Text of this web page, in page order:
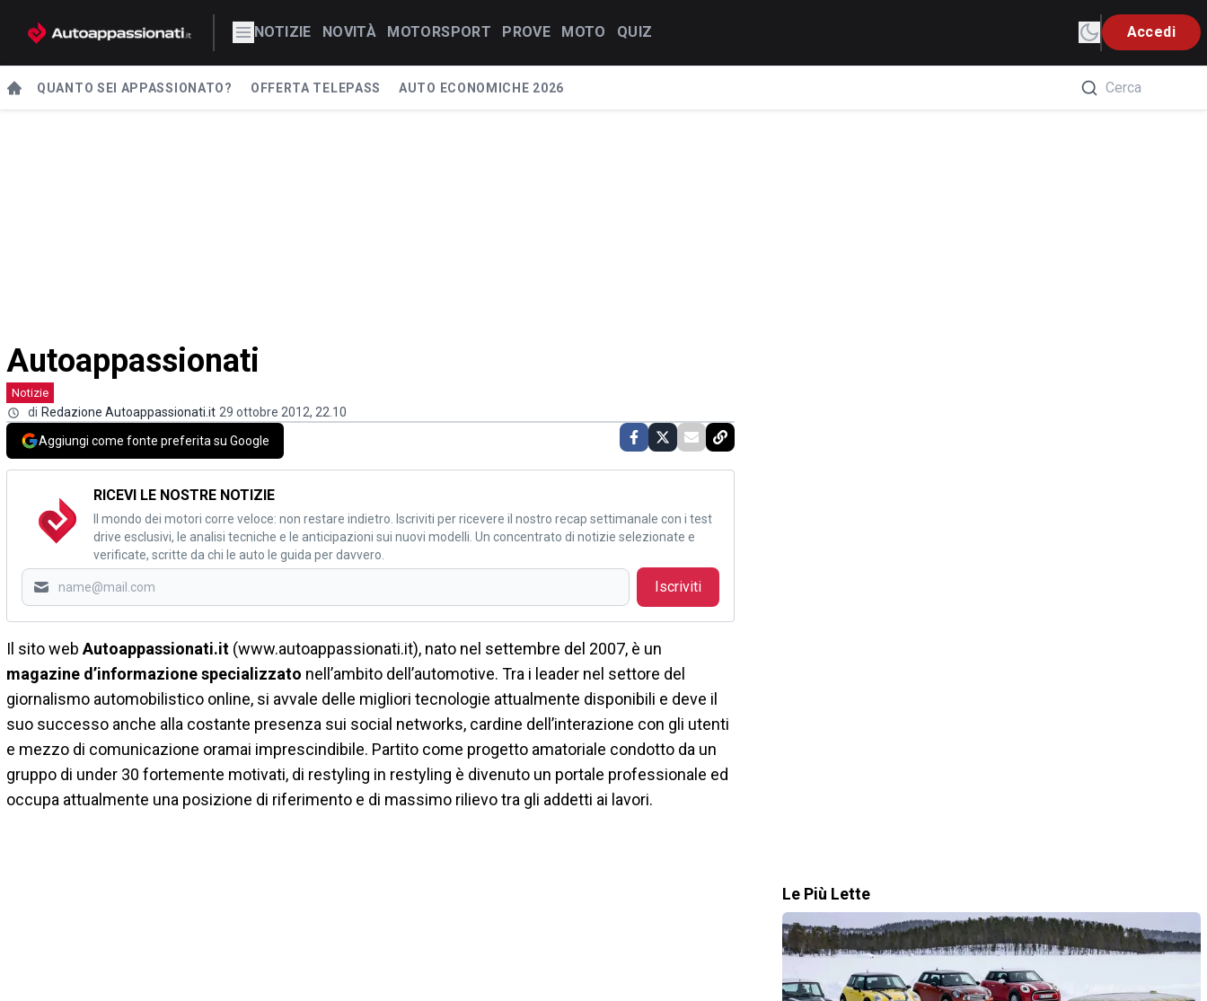
NOTIZIE NOVITÀ MOTORSPORT PROVE MOTO QUIZ Accedi
QUANTO SEI APPASSIONATO? OFFERTA TELEPASS AUTO ECONOMICHE 2026
Autoappassionati
Notizie
di Redazione Autoappassionati.it 29 ottobre 2012, 22.10
Aggiungi come fonte preferita su Google
RICEVI LE NOSTRE NOTIZIE
Il mondo dei motori corre veloce: non restare indietro. Iscriviti per ricevere il nostro recap settimanale con i test
drive esclusivi, le analisi tecniche e le anticipazioni sui nuovi modelli. Un concentrato di notizie selezionate e
verificate, scritte da chi le auto le guida per davvero.
Iscriviti
Il sito web Autoappassionati.it (www.autoappassionati.it), nato nel settembre del 2007, è un
magazine d’informazione specializzato nell’ambito dell’automotive. Tra i leader nel settore del
giornalismo automobilistico online, si avvale delle migliori tecnologie attualmente disponibili e deve il
suo successo anche alla costante presenza sui social networks, cardine dell’interazione con gli utenti
e mezzo di comunicazione oramai imprescindibile. Partito come progetto amatoriale condotto da un
gruppo di under 30 fortemente motivati, di restyling in restyling è divenuto un portale professionale ed
occupa attualmente una posizione di riferimento e di massimo rilievo tra gli addetti ai lavori.
Le Più Lette